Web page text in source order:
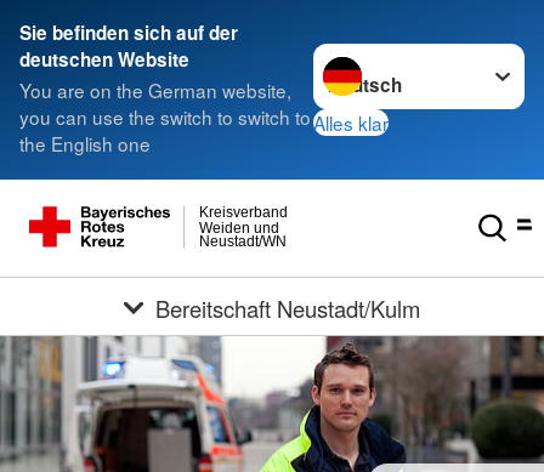
Sie befinden sich auf der
deutschen Website
You are on the German website,
you can use the switch to switch to
the English one
Sprache wechseln zu
Alles klar
Neustadt/WN
Weiden und
Kreisverband
Bereitschaft Neustadt/Kulm